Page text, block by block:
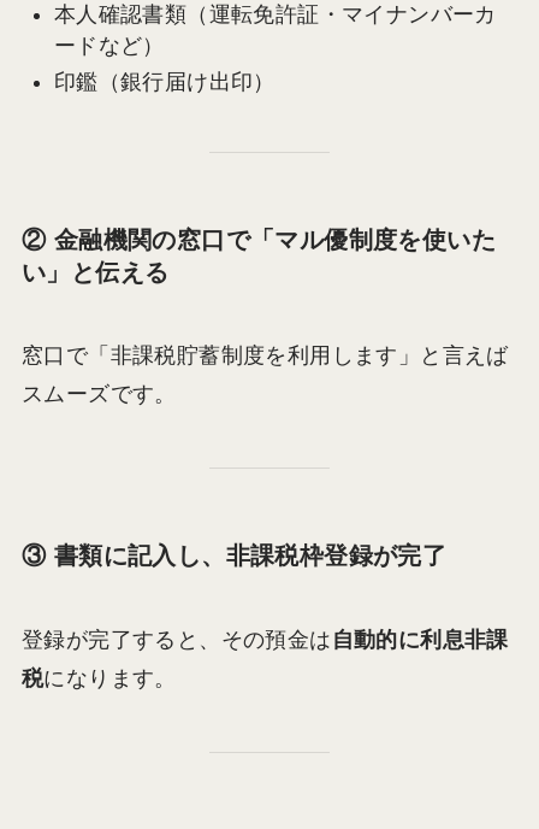
本人確認書類（運転免許証・マイナンバーカ
ードなど）
印鑑（銀行届け出印）
② 金融機関の窓口で「マル優制度を使いた
い」と伝える
窓口で「非課税貯蓄制度を利用します」と言えば
スムーズです。
③ 書類に記入し、非課税枠登録が完了
登録が完了すると、その預金は 自動的に利息非課
税になります。